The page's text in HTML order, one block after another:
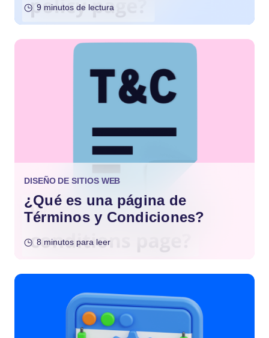
9 minutos de lectura
DISEÑO DE SITIOS WEB
¿Qué es una página de
Términos y Condiciones?
8 minutos para leer